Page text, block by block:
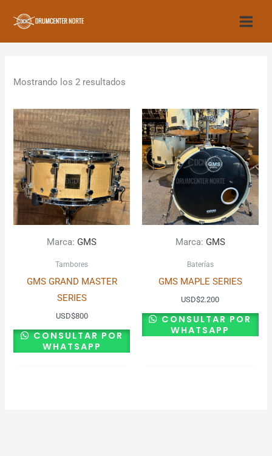
contenido
Mostrando los 2 resultados
Marca: GMS
Tambores
GMS GRAND MASTER
SERIES
USD$800
CONSULTAR POR
WHATSAPP
Marca: GMS
Baterías
GMS MAPLE SERIES
USD$2.200
CONSULTAR POR
WHATSAPP